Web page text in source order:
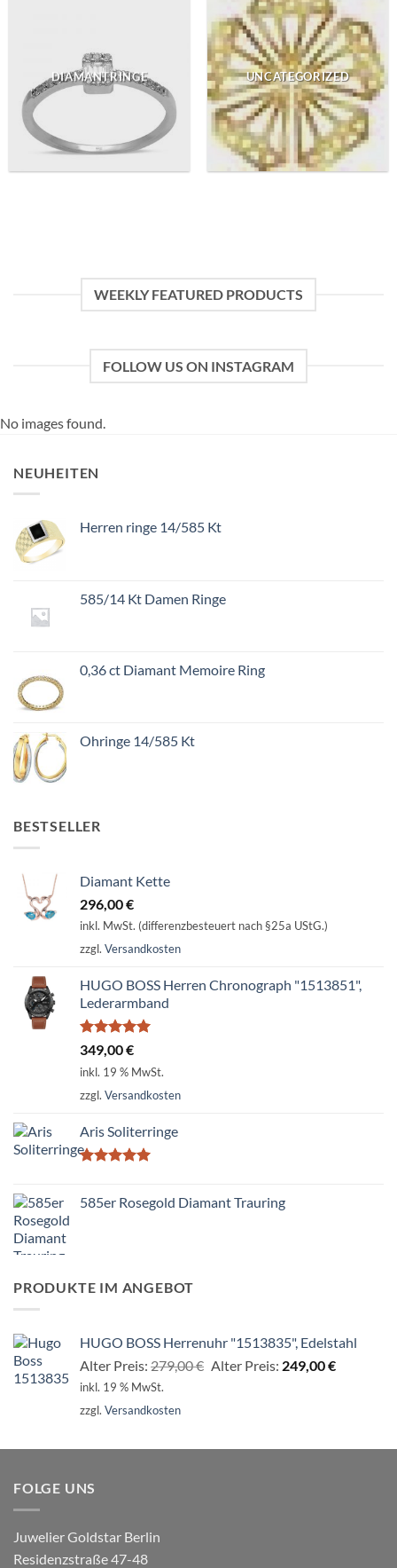
DIAMANTRINGE UNCATEGORIZED
WEEKLY FEATURED PRODUCTS
FOLLOW US ON INSTAGRAM
No images found.
NEUHEITEN
Herren ringe 14/585 Kt
585/14 Kt Damen Ringe
0,36 ct Diamant Memoire Ring
Ohringe 14/585 Kt
BESTSELLER
Diamant Kette
296,00€
inkl. MwSt. (differenzbesteuert nach §25a UStG.)
zzgl. Versandkosten
HUGO BOSS Herren Chronograph "1513851",
Lederarmband
Bewertet
mit5.00
von 5
349,00€
inkl. 19 % MwSt.
zzgl. Versandkosten
Aris Soliterringe
von 5
585er Rosegold Diamant Trauring
PRODUKTE IM ANGEBOT
HUGO BOSS Herrenuhr "1513835", Edelstahl
Alter Preis: 279,00€ Ursprünglicher
Alter Preis: 249,00€Aktueller
inkl. 19 % MwSt.
zzgl. Versandkosten
FOLGE UNS
Juwelier Goldstar Berlin
Residenzstraße 47-48